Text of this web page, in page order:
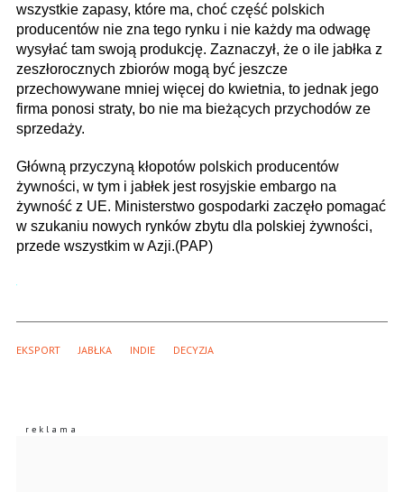
wszystkie zapasy, które ma, choć część polskich
producentów nie zna tego rynku i nie każdy ma odwagę
wysyłać tam swoją produkcję. Zaznaczył, że o ile jabłka z
zeszłorocznych zbiorów mogą być jeszcze
przechowywane mniej więcej do kwietnia, to jednak jego
firma ponosi straty, bo nie ma bieżących przychodów ze
sprzedaży.
Główną przyczyną kłopotów polskich producentów
żywności, w tym i jabłek jest rosyjskie embargo na
żywność z UE. Ministerstwo gospodarki zaczęło pomagać
w szukaniu nowych rynków zbytu dla polskiej żywności,
przede wszystkim w Azji.(PAP)
EKSPORT JABŁKA INDIE DECYZJA